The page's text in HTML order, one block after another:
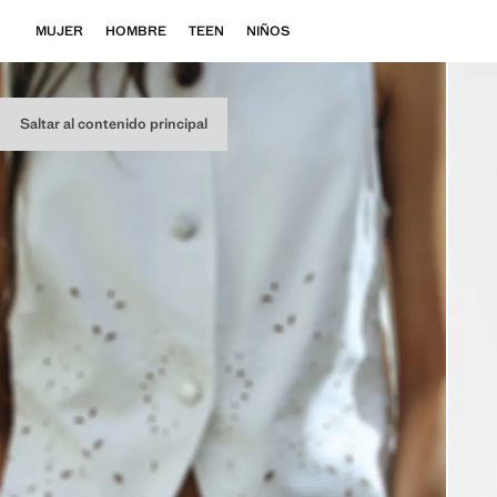
Saltar al contenido principal
MUJER HOMBRE TEEN NIÑOS